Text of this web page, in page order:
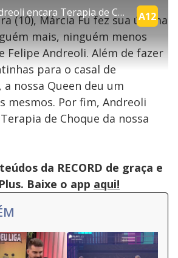
bloqueado
que está tentando assisitr é de exibição
em território brasileiro :-(
Felipe Andreoli encara Terapia de Choque de Márcia Fu | Power Couple A12
(10), Márcia Fu fez sua última
mais, ninguém menos
Felipe Andreoli. Além de fazer
para o casal de
nossa Queen deu um
mesmos. Por fim, Andreoli
de Choque da nossa
da RECORD de graça e
Baixe o app aqui!